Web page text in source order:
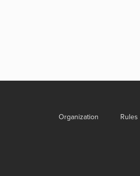
Organization Rules